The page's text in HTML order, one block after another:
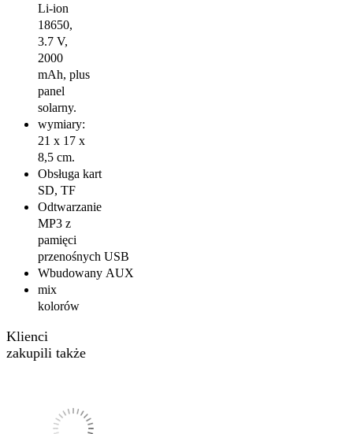
Li-ion
18650,
3.7 V,
2000
mAh, plus
panel
solarny.
wymiary:
21 x 17 x
8,5 cm.
Obsługa kart
SD, TF
Odtwarzanie
MP3 z
pamięci
przenośnych USB
Wbudowany AUX
mix
kolorów
Klienci
zakupili także